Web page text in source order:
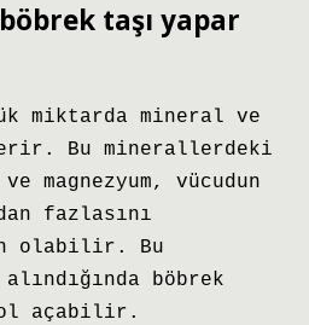
taşı yapar
miktarda mineral ve
Bu minerallerdeki
magnezyum, vücudun
fazlasını
olabilir. Bu
böbrek
açabilir.